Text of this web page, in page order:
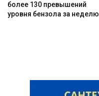
более 130 превышений
уровня бензола за неделю